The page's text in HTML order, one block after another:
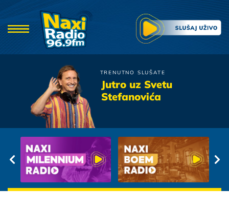
TRENUTNO SLUŠATE
Jutro uz Svetu
Stefanovića
Gibonni